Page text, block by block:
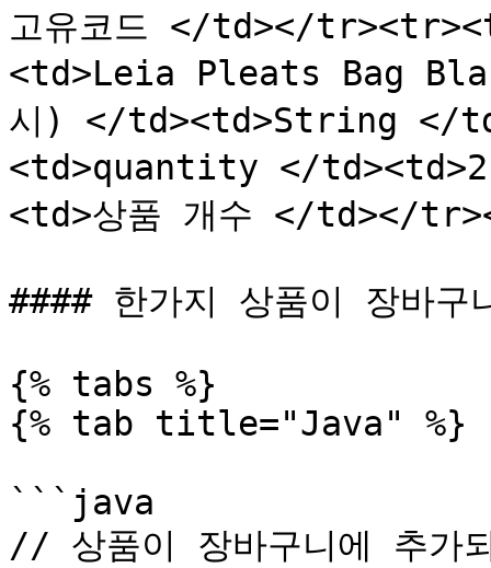
고유코드 </td></
<td>Leia Pleats Bag
시) </td><td>String </
<td>quantity </
<td>상품 개수 </td></
#### 한가지 상품이 장바구
{% tabs %}
{% tab title="Java" %}
```java
// 상품이 장바구니에 추가